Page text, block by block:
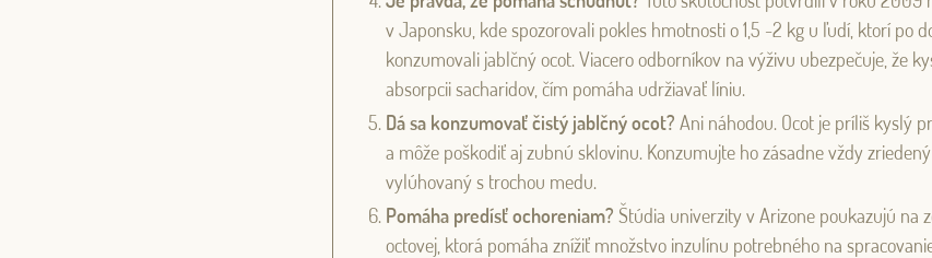
v Japonsku, kde spozorovali pokles hmotnosti o 1,5 -2 kg u ľudí, ktorí po
konzumovali jablčný ocot. Viacero odborníkov na výživu ubezpečuje, že
absorpcii sacharidov, čím pomáha udržiavať líniu.
Dá sa konzumovať čistý jablčný ocot? Ani náhodou. Ocot je príliš kyslý
a môže poškodiť aj zubnú sklovinu. Konzumujte ho zásadne vždy
vylúhovaný s trochou medu.
Pomáha predísť ochoreniam? Štúdia univerzity v Arizone poukazujú na
octovej, ktorá pomáha znížiť množstvo inzulínu potrebného na
Log in with Facebook
OR WITH YOUR EMAIL ADDRESS